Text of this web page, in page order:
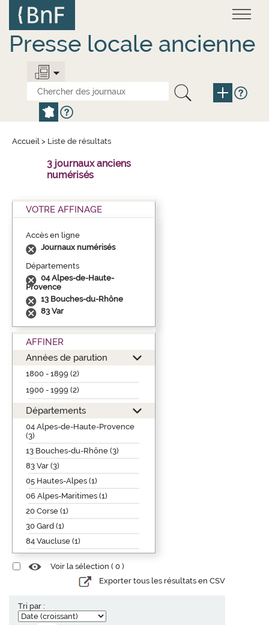
contenu
principal
Presse locale ancienne
Accueil > Liste de résultats
3 journaux anciens
numérisés
VOTRE AFFINAGE
Accès en ligne
Journaux numérisés
Départements
04 Alpes-de-Haute-
Provence
13 Bouches-du-Rhône
83 Var
AFFINER
Années de parution
1800 - 1899 (2)
1900 - 1999 (2)
Départements
04 Alpes-de-Haute-Provence
(3)
13 Bouches-du-Rhône (3)
83 Var (3)
05 Hautes-Alpes (1)
06 Alpes-Maritimes (1)
20 Corse (1)
30 Gard (1)
84 Vaucluse (1)
Voir la sélection ( 0 )
Exporter tous les résultats en CSV
Tri par :
Panneau de gestion des cookies